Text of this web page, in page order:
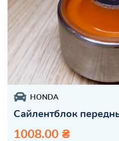
HONDA
Сайлентблок
1008.00 ₴